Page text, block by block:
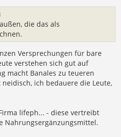
die das als
Versprechungen für bare
verstehen sich gut auf
macht Banales zu teueren
ich bedauere die Leute,
lifeph... - diese vertreibt
Nahrungsergänzungsmittel.